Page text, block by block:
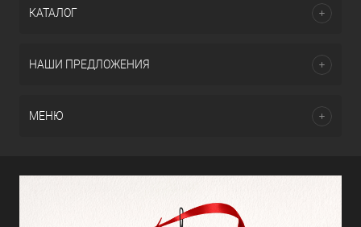
КАТАЛОГ
НАШИ ПРЕДЛОЖЕНИЯ
МЕНЮ